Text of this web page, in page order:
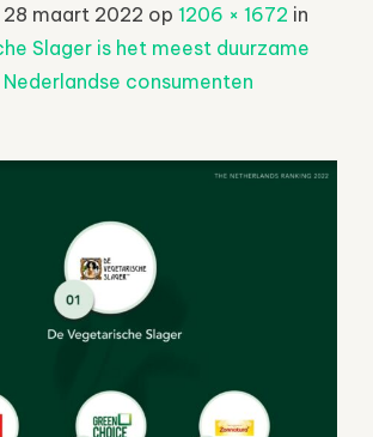
28 maart 2022 op 1206 × 1672 in
Slager is het meest duurzame
consumenten